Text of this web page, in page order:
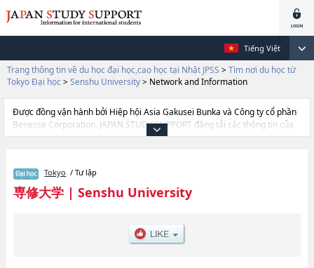
Tiếng Việt
Trang thông tin về du học đại học,cao học tại Nhật JPSS > Tìm nơi du học từ
Tokyo Đại học > Senshu University> Network and Information
Được đồng vận hành bởi Hiệp hội Asia Gakusei Bunka và Công ty cổ phần
Benesse Corporation, JAPAN STUDY SUPPORT đăng tải các thông tin của
khoảng 1.300 trường đại học, cao học, trường đại học ngắn hạn, trường
cần thiết dành cho du học sinh, như là về các Ngành
EconomicshoặcNgành LawhoặcNgành Business
AdministrationhoặcNgành CommercehoặcNgành LettershoặcNgành
International Communication, thông tin về từng ngành học, thông tin liên
quan đến thi tuyển như số lượng tuyển sinh, số lượng trúng tuyển, cở sở
Tokyo / Tư lập
専修大学| Senshu University